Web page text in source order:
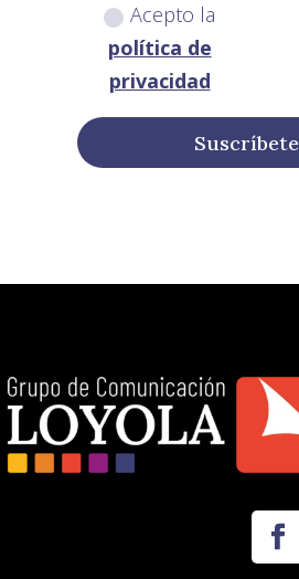
Acepto la
política de
privacidad
Suscríbete